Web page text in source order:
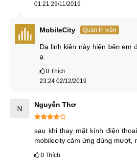
01:21 29/11/2019
MobileCity Quản trị viên
Dạ linh kiện này hiện bên em
ạ
0 Thích
23:24 02/12/2019
N Nguyễn Thơ
sau khi thay mặt kính điện
mobilecity cảm ứng dùng mượt,
0 Thích